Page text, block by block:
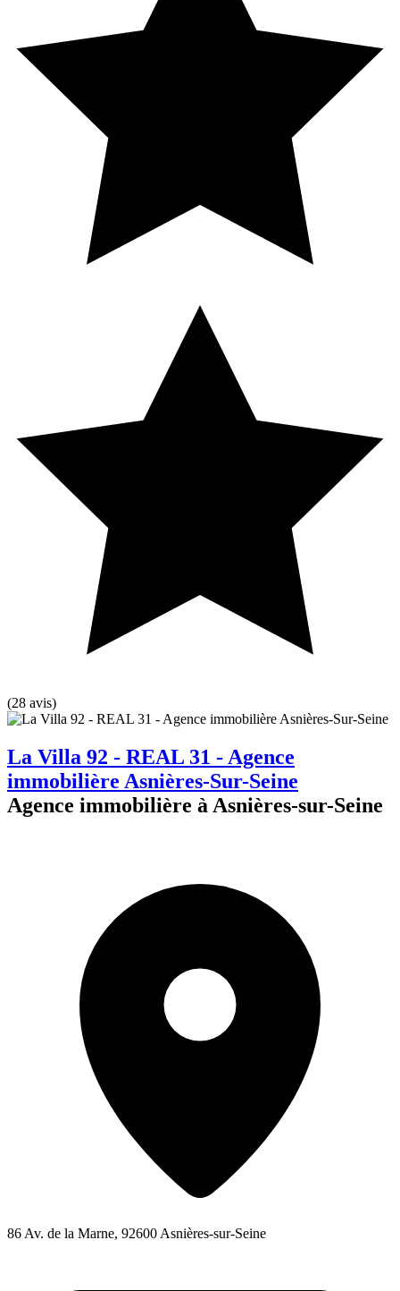
(28 avis)
La Villa 92 - REAL 31 - Agence
immobilière Asnières-Sur-Seine
Agence immobilière à Asnières-sur-Seine
86 Av. de la Marne, 92600 Asnières-sur-Seine